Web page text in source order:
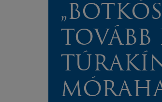
TOVÁBB